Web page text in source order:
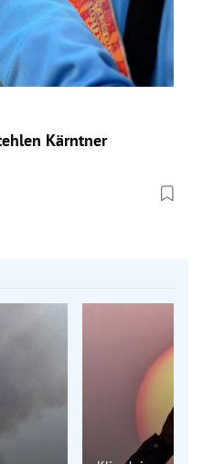
Kärntner